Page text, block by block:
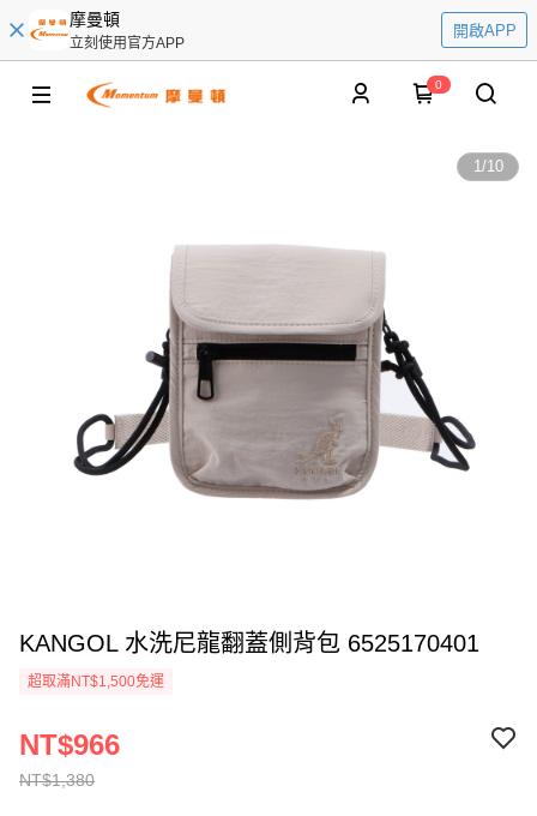
摩曼頓
立刻使用官方APP
開啟APP
0
1/10
KANGOL 水洗尼龍翻蓋側背包 6525170401
超取滿NT$1,500免運
NT$1,380
NT$966